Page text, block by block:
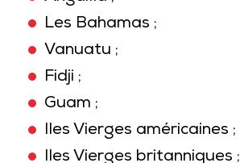
Les Bahamas ;
Vanuatu ;
Fidji ;
Guam ;
Iles Vierges américaines ;
Iles Vierges britanniques ;